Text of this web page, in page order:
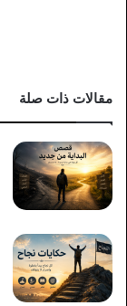
مقالات ذات صلة